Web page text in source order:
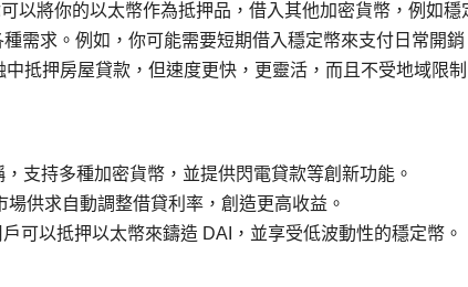
以將你的以太幣作為抵押品，借入其他加密貨幣，例如穩
需求。例如，你可能需要短期借入穩定幣來支付日常開銷
抵押房屋貸款，但速度更快，更靈活，而且不受地域限
支持多種加密貨幣，並提供閃電貸款等創新功能。
供求自動調整借貸利率，創造更高收益。
可以抵押以太幣來鑄造 DAI，並享受低波動性的穩定幣。